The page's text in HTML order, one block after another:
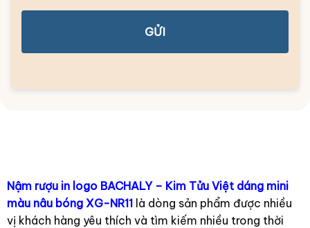
GỬI
Nậm rượu in logo BACHALY – Kim Tửu Việt dáng mini
màu nâu bóng XG-NR11 là dòng sản phẩm được nhiều
vị khách hàng yêu thích và tìm kiếm nhiều trong thời